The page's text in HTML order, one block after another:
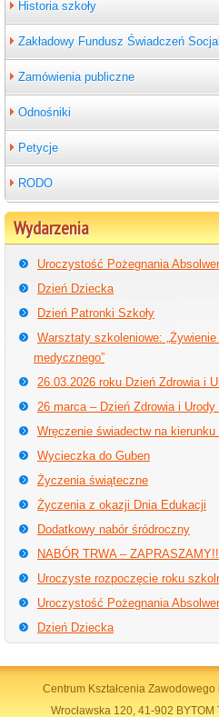
Historia szkoły
Zakładowy Fundusz Świadczeń
Zamówienia publiczne
Odnośniki
Petycje
RODO
Wydarzenia
Uroczystość Pożegnania
Dzień Dziecka
Dzień Patronki Szkoły
Warsztaty szkoleniowe:
medycznego”
26.03.2026 roku Dzień Zdrowia i
26 marca – Dzień Zdrowia i
Wręczenie świadectw na
Wycieczka do Guben
Życzenia świąteczne
Życzenia z okazji Dnia Edukacji
Dodatkowy nabór śródroczny
NABÓR TRWA –
Uroczyste rozpoczęcie roku
Uroczystość Pożegnania
Dzień Dziecka
Centrum Kształcenia
Wrocławska 120, 41-902 BYTOM